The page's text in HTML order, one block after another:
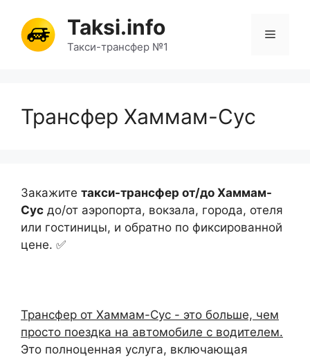
содержимому
Taksi.info
Такси-трансфер №1
Меню
Трансфер Хаммам-Сус
Закажите такси-трансфер от/до Хаммам-
Сус до/от аэропорта, вокзала, города, отеля
или гостиницы, и обратно по фиксированной
цене. ✅
Трансфер от Хаммам-Сус - это больше, чем
просто поездка на автомобиле с водителем.
Это полноценная услуга, включающая